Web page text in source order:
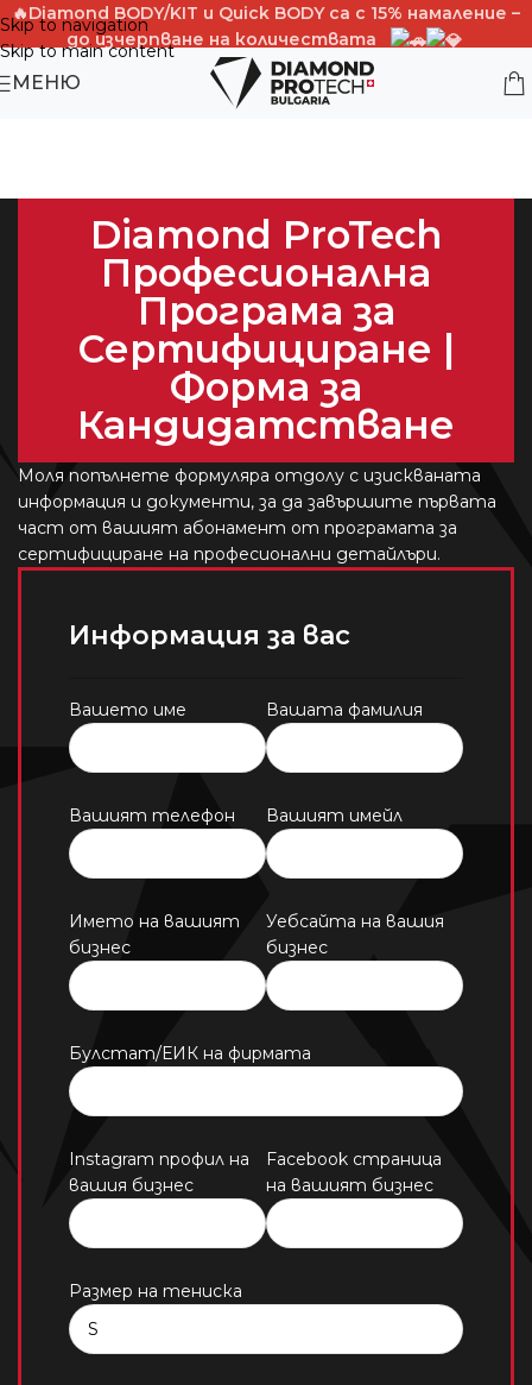
Skip to navigation
Skip to main content
🔥Diamond BODY/KIT и Quick BОDY са с 15% намаление –
до изчерпване на количествата
PROMO CODE -BODY15%OFF
МЕНЮ
Diamond ProTech
Професионална
Програма за
Сертифициране |
Форма за
Кандидатстване
Моля попълнете формуляра отдолу с изискваната
информация и документи, за да завършите първата
част от вашият абонамент от програмата за
сертифициране на професионални детайлъри.
Информация за вас
Вашето име Вашата фамилия
Вашият телефон Вашият имейл
Името на вашият
бизнес
Уебсайта на вашия
бизнес
Булстат/ЕИК на фирмата
Instagram профил на
вашия бизнес
Facebook страница
на вашият бизнес
Размер на тениска